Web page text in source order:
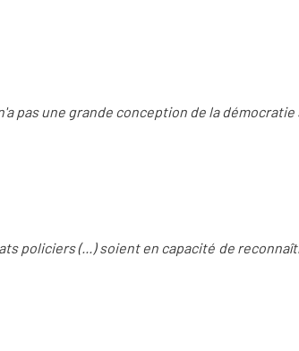
pas une grande conception de la
policiers (...) soient en capacité de